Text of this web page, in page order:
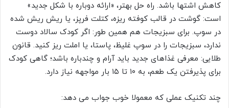
کاهش اشتها باشد. راه حل بهتر، «ارائه دوباره با شکل جدید»
است: گوشت در قالب کوفته ریزه، کتلت فرپز، یا ریش ریش شده
در سوپ. برای سبزیجات هم همین طور: اگر کودک سالاد دوست
ندارد، سبزیجات را در سوپ غلیظ، پاستا، یا املت ریز کنید. قانون
طلایی: معرفی غذاهای جدید باید آرام و چندباره باشد؛ گاهی کودک
برای پذیرفتن یک طعم، به ۱۰ تا ۱۵ بار مواجهه نیاز دارد.
چند تکنیک عملی که معمولا خوب جواب می دهد: